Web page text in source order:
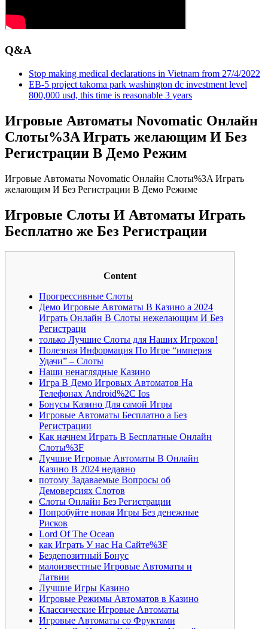
Q&A
Stop making medical declarations in Vietnam from 27/4/2022
EB-5 project takoma park washington dc investment level
800,000 usd, this time is reasonable 3 years
Игровые Автоматы Novomatic Онлайн
Слоты%3A Играть желающим И Без
Регистрации В Демо Режим
Игровые Автоматы Novomatic Онлайн Слоты%3A Играть
желающим И Без Регистрации В Демо Режиме
Игровые Слоты И Автоматы Играть
Бесплатно же Без Регистрации
Content
Прогрессивные Слоты
Демо Игровые Автоматы В Казино а 2024
Играть Онлайн В Слоты нежелающим И Без
Регистраци
только Лучшие Слоты для Наших Игроков!
Полезная Информация По Игре “империя
Удачи” – Слоты
Наши ненаглядные Казино
Игра В Демо Игровых Автоматов На
Телефонах Android%2C Ios
Бонусы Казино Для самой Игры
Игровые Автоматы Бесплатно а Без
Регистрации
Как начнем Играть В Бесплатные Онлайн
Слоты%3F
Лучшие Игровые Автоматы В Онлайн
Казино В 2024 недавно
потому Задаваемые Вопросы об
Демоверсиях Слотов
Слоты Онлайн Без Регистрации
Попробуйте новая Игры Без денежные
Рисков
Lord Of The Ocean
как Играть У нас На Сайте%3F
Бездепозитный Бонус
малоизвестные Игровые Автоматы и
Латвии
Лучшие Игры Казино
Игровые Режимы Автоматов в Казино
Классические Игровые Автоматы
Игровые Автоматы со Фруктами